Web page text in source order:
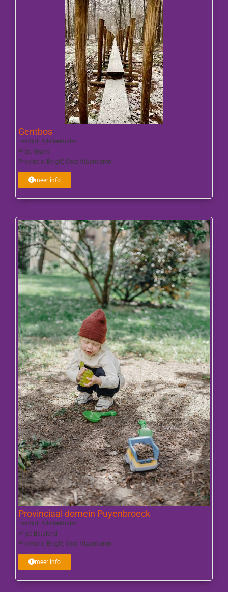
Gentbos
Leeftijd: Alle leeftijden
Prijs: Gratis
Provincie: België Oost-Vlaanderen
meer info
Provinciaal domein Puyenbroeck
Leeftijd: Alle leeftijden
Prijs: Betalend
Provincie: België, Oost-Vlaanderen
meer info